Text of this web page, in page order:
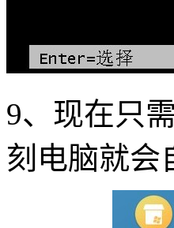
9、现在只
刻电脑就会